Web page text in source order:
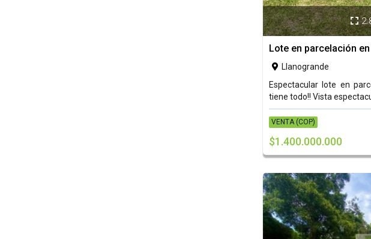

Lote en parcelación
 Llanogrande
Espectacular lote en
tiene todo!! Vista
VENTA (COP)
$1.400.000.000